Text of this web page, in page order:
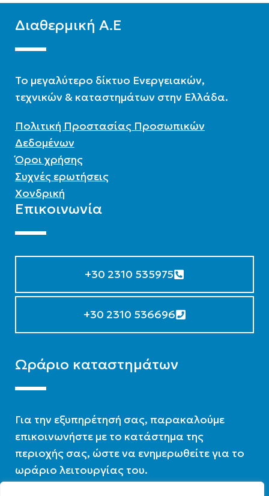
Διαθερμική Α.Ε
To μεγαλύτερο δίκτυο Ενεργειακών,
τεχνικών & καταστημάτων στην Ελλάδα.
Πολιτική Προστασίας Προσωπικών
Δεδομένων
Όροι χρήσης
Συχνές ερωτήσεις
Χονδρική
Επικοινωνία
+30 2310 535975
+30 2310 536696
Ωράριο καταστημάτων
Για την εξυπηρέτησή σας, παρακαλούμε
επικοινωνήστε με το κατάστημα της
περιοχής σας, ώστε να ενημερωθείτε για το
ωράριο λειτουργίας του.